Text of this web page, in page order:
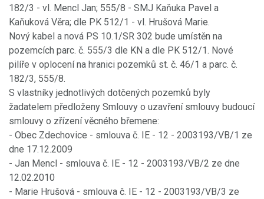
182/3 - vl. Mencl Jan; 555/8 - SMJ Kaňuka Pavel a
Kaňuková Věra; dle PK 512/1 - vl. Hrušová Marie.
Nový kabel a nová PS 10.1/SR 302 bude umístěn na
pozemcích parc. č. 555/3 dle KN a dle PK 512/1. Nové
pilíře v oplocení na hranici pozemků st. č. 46/1 a parc. č.
182/3, 555/8.
S vlastníky jednotlivých dotčených pozemků byly
žadatelem předloženy Smlouvy o uzavření smlouvy budoucí
smlouvy o zřízení věcného břemene:
- Obec Zdechovice - smlouva č. IE - 12 - 2003193/VB/1 ze
dne 17.12.2009
- Jan Mencl - smlouva č. IE - 12 - 2003193/VB/2 ze dne
12.02.2010
- Marie Hrušová - smlouva č. IE - 12 - 2003193/VB/3 ze